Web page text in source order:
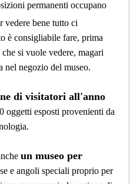
permanenti occupano
vedere bene tutto ci
è consigliabile fare, prima
si vuole vedere, magari
nel negozio del museo.
di visitatori all'anno
oggetti esposti provenienti da
un museo per
e angoli speciali proprio per